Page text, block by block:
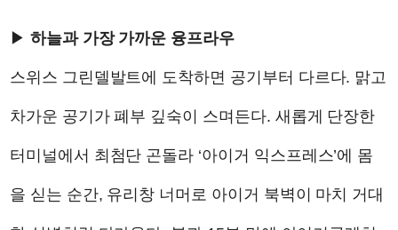
▶ 하늘과 가장 가까운 융프라우
스위스 그린델발트에 도착하면 공기부터 다르다. 맑고
차가운 공기가 폐부 깊숙이 스며든다. 새롭게 단장한
터미널에서 최첨단 곤돌라 ‘아이거 익스프레스’에 몸
을 싣는 순간, 유리창 너머로 아이거 북벽이 마치 거대